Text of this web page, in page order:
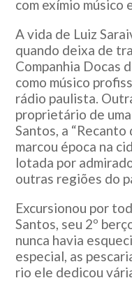
com exímio músico
A vida de Luiz
quando deixa de
Companhia Docas
como músico
rádio paulista.
proprietário de
Santos, a “Recanto
marcou época na
lotada por
outras regiões do
Excursionou por
Santos, seu 2º
nunca havia
especial, as
rio ele dedicou